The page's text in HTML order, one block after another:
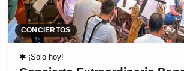
CONCIERTOS
✱ ¡Solo hoy!